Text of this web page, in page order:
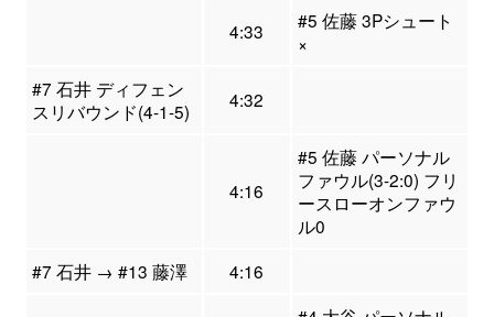
4:33
#5 佐藤 3Pシュート
×
#7 石井 ディフェン
スリバウンド(4-1-5)
4:32
4:16
#5 佐藤 パーソナル
ファウル(3-2:0) フリ
ースローオンファウ
ル0
#7 石井 → #13 藤澤
4:16